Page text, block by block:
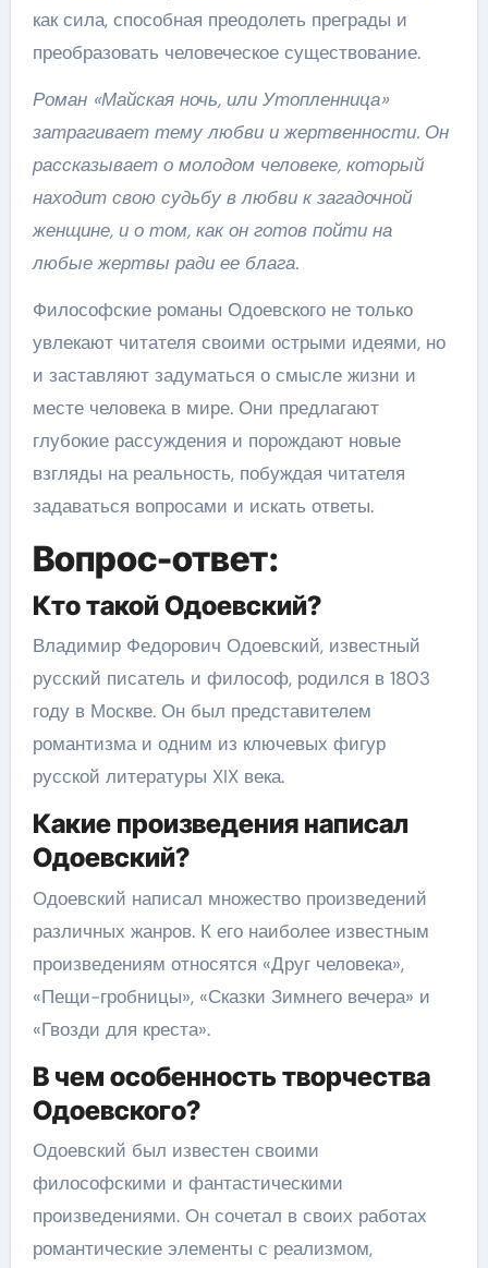
как сила, способная преодолеть преграды и
преобразовать человеческое существование.
Роман «Майская ночь, или Утопленница»
затрагивает тему любви и жертвенности. Он
рассказывает о молодом человеке, который
находит свою судьбу в любви к загадочной
женщине, и о том, как он готов пойти на
любые жертвы ради ее блага.
Философские романы Одоевского не только
увлекают читателя своими острыми идеями, но
и заставляют задуматься о смысле жизни и
месте человека в мире. Они предлагают
глубокие рассуждения и порождают новые
взгляды на реальность, побуждая читателя
задаваться вопросами и искать ответы.
Вопрос-ответ:
Кто такой Одоевский?
Владимир Федорович Одоевский, известный
русский писатель и философ, родился в 1803
году в Москве. Он был представителем
романтизма и одним из ключевых фигур
русской литературы XIX века.
Какие произведения написал
Одоевский?
Одоевский написал множество произведений
различных жанров. К его наиболее известным
произведениям относятся «Друг человека»,
«Пещи-гробницы», «Сказки Зимнего вечера» и
«Гвозди для креста».
В чем особенность творчества
Одоевского?
Одоевский был известен своими
философскими и фантастическими
произведениями. Он сочетал в своих работах
романтические элементы с реализмом,